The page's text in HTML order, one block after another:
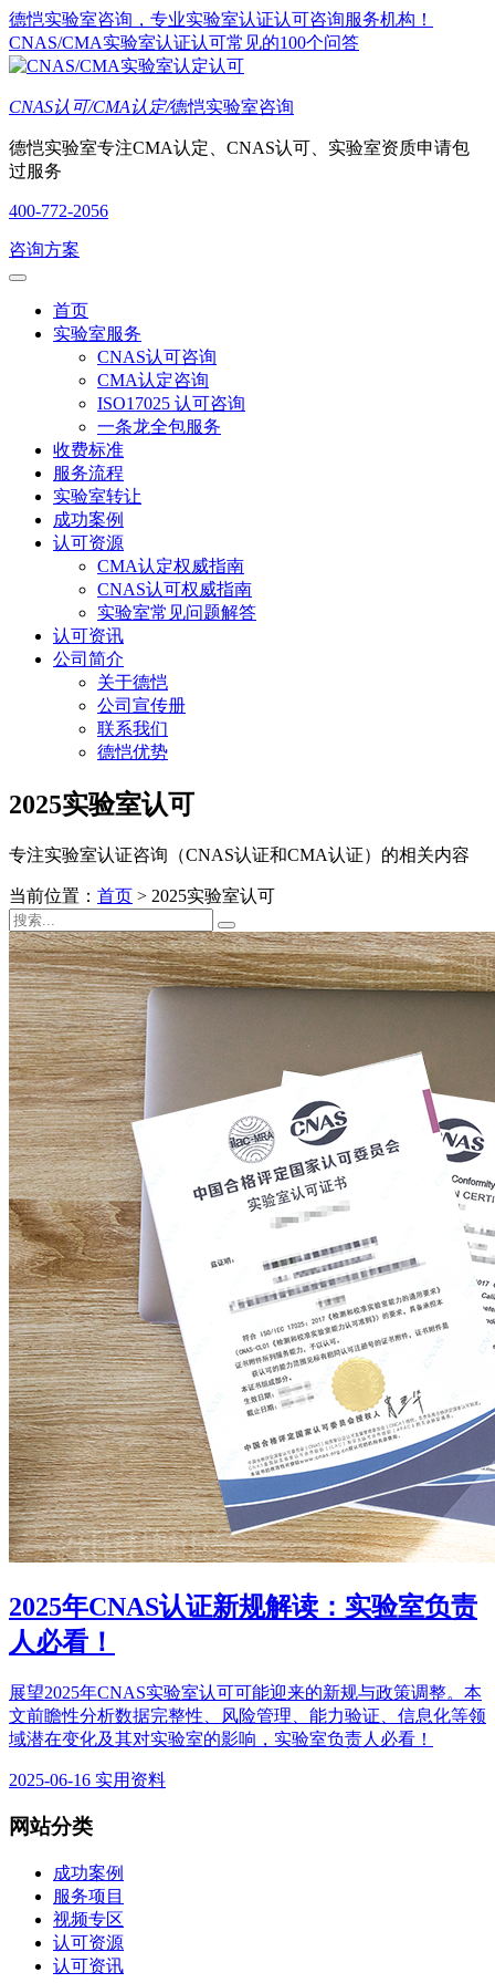
德恺实验室咨询，专业实验室认证认可咨询服务机构！
CNAS/CMA实验室认证认可常见的100个问答
CNAS认可/CMA认定/德恺实验室咨询
德恺实验室专注CMA认定、CNAS认可、实验室资质申请包
过服务
400-772-2056
咨询方案
首页
实验室服务
CNAS认可咨询
CMA认定咨询
ISO17025 认可咨询
一条龙全包服务
收费标准
服务流程
实验室转让
成功案例
认可资源
CMA认定权威指南
CNAS认可权威指南
实验室常见问题解答
认可资讯
公司简介
关于德恺
公司宣传册
联系我们
德恺优势
2025实验室认可
专注实验室认证咨询（CNAS认证和CMA认证）的相关内容
当前位置： 首页 > 2025实验室认可
2025年CNAS认证新规解读：实验室负责
人必看！
展望2025年CNAS实验室认可可能迎来的新规与政策调整。本
文前瞻性分析数据完整性、风险管理、能力验证、信息化等领
域潜在变化及其对实验室的影响，实验室负责人必看！
2025-06-16 实用资料
网站分类
成功案例
服务项目
视频专区
认可资源
认可资讯